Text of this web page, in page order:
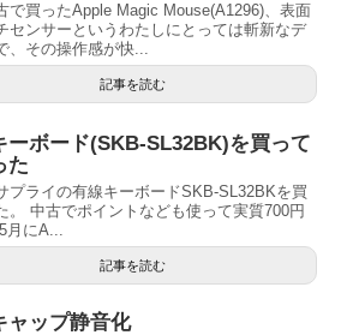
で買ったApple Magic Mouse(A1296)、表面
センサーというわたしにとっては斬新なデ
、その操作感が快...
記事を読む
ーボード(SKB-SL32BK)を買って
た
プライの有線キーボードSKB-SL32BKを買
。 中古でポイントなども使って実質700円
月にA...
記事を読む
ャップ静音化